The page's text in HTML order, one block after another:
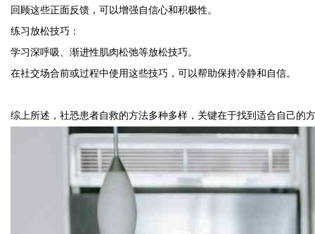
回顾这些正面反馈，可以增强自信心和积极性。
练习放松技巧：
学习深呼吸、渐进性肌肉松弛等放松技巧。
在社交场合前或过程中使用这些技巧，可以帮助保持冷静和自信。
综上所述，社恐患者自救的方法多种多样，关键在于找到适合自己的